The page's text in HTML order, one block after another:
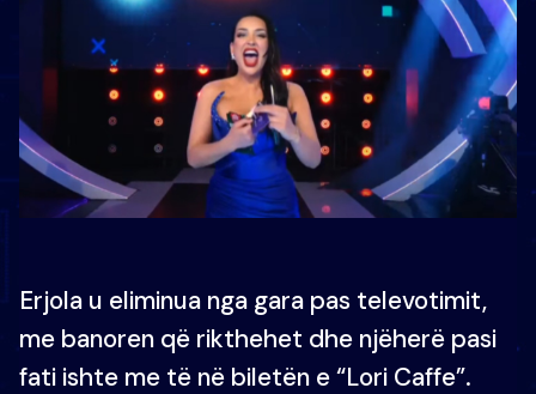
Erjola u eliminua nga gara pas televotimit,
me banoren që rikthehet dhe njëherë pasi
fati ishte me të në biletën e “Lori Caffe”.